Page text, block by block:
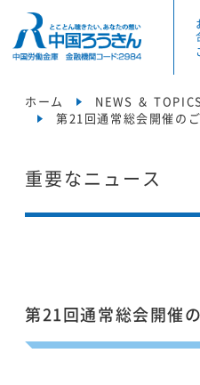
ホーム
NEWS ＆ TOPICS
第21回通常総会開催の
重要なニュース
第21回通常総会開催